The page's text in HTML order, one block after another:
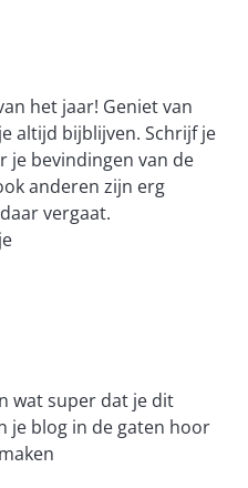
het jaar! Geniet van
altijd bijblijven. Schrijf je
je bevindingen van de
anderen zijn erg
vergaat.
wat super dat je dit
je blog in de gaten hoor